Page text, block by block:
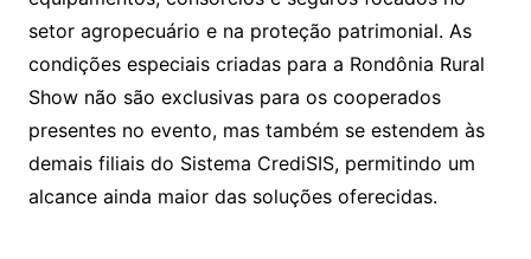
setor agropecuário e na proteção patrimonial. As
condições especiais criadas para a Rondônia Rural
Show não são exclusivas para os cooperados
presentes no evento, mas também se estendem às
demais filiais do Sistema CrediSIS, permitindo um
alcance ainda maior das soluções oferecidas.